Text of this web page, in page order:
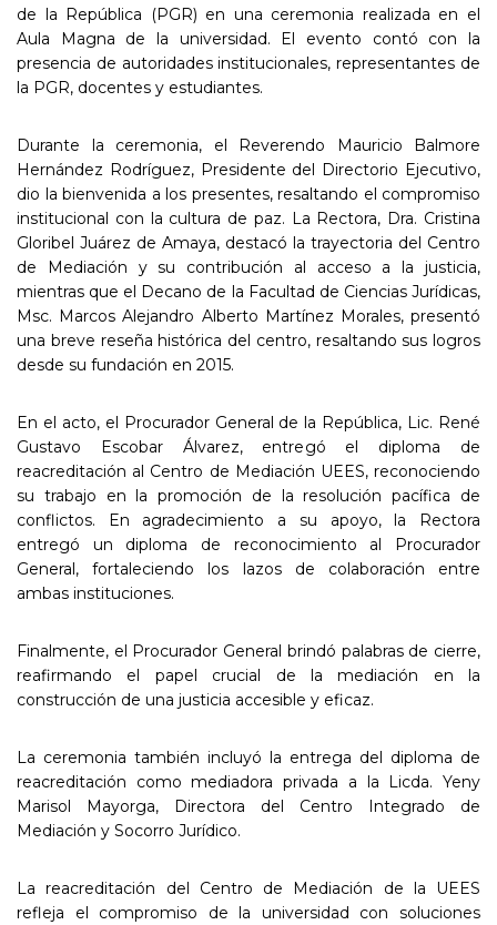
de la República (PGR) en una ceremonia realizada en el
Aula Magna de la universidad. El evento contó con la
presencia de autoridades institucionales, representantes de
la PGR, docentes y estudiantes.
Durante la ceremonia, el Reverendo Mauricio Balmore
Hernández Rodríguez, Presidente del Directorio Ejecutivo,
dio la bienvenida a los presentes, resaltando el compromiso
institucional con la cultura de paz. La Rectora, Dra. Cristina
Gloribel Juárez de Amaya, destacó la trayectoria del Centro
de Mediación y su contribución al acceso a la justicia,
mientras que el Decano de la Facultad de Ciencias Jurídicas,
Msc. Marcos Alejandro Alberto Martínez Morales, presentó
una breve reseña histórica del centro, resaltando sus logros
desde su fundación en 2015.
En el acto, el Procurador General de la República, Lic. René
Gustavo Escobar Álvarez, entregó el diploma de
reacreditación al Centro de Mediación UEES, reconociendo
su trabajo en la promoción de la resolución pacífica de
conflictos. En agradecimiento a su apoyo, la Rectora
entregó un diploma de reconocimiento al Procurador
General, fortaleciendo los lazos de colaboración entre
ambas instituciones.
Finalmente, el Procurador General brindó palabras de cierre,
reafirmando el papel crucial de la mediación en la
construcción de una justicia accesible y eficaz.
La ceremonia también incluyó la entrega del diploma de
reacreditación como mediadora privada a la Licda. Yeny
Marisol Mayorga, Directora del Centro Integrado de
Mediación y Socorro Jurídico.
La reacreditación del Centro de Mediación de la UEES
refleja el compromiso de la universidad con soluciones